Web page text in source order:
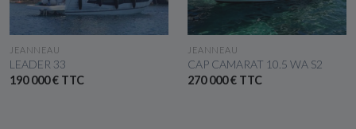
VOIR LE BATEAU
JEANNEAU
LEADER 33
190 000 € TTC
VOIR LE BATEAU
JEANNEAU
CAP CAMARAT 10.5 WA S2
270 000 € TTC